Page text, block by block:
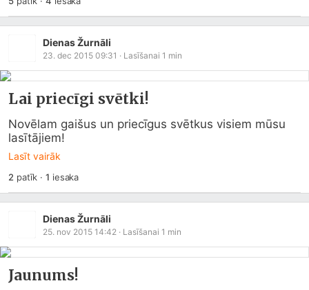
Dienas Žurnāli
23. dec 2015 09:31 · Lasīšanai 1 min
Lai priecīgi svētki!
Novēlam gaišus un priecīgus svētkus visiem mūsu
lasītājiem!
Lasīt vairāk
2 patīk ·1 iesaka
Dienas Žurnāli
25. nov 2015 14:42 · Lasīšanai 1 min
Jaunums!